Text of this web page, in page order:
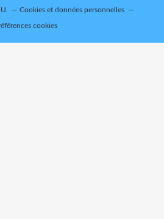
Cookies et données personnelles
cookies